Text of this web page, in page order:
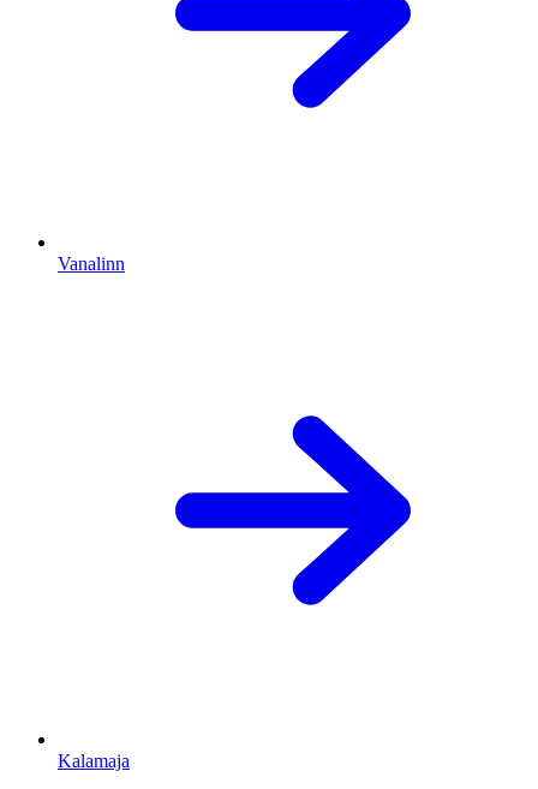
Vanalinn
Kalamaja